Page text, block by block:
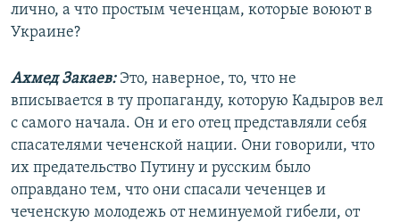
лично, а что простым чеченцам, которые воюют в
Украине?
Ахмед Закаев: Это, наверное, то, что не
вписывается в ту пропаганду, которую Кадыров вел
с самого начала. Он и его отец представляли себя
спасателями чеченской нации. Они говорили, что
их предательство Путину и русским было
оправдано тем, что они спасали чеченцев и
чеченскую молодежь от неминуемой гибели, от